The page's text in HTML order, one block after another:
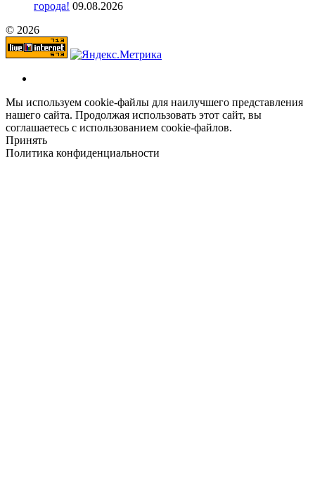
города! 09.08.2026
© 2026
Мы используем cookie-файлы для наилучшего представления
нашего сайта. Продолжая использовать этот сайт, вы
соглашаетесь с использованием cookie-файлов.
Принять
Политика конфиденциальности